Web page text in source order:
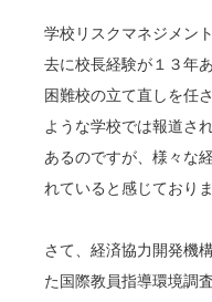
学校リスクマネジメン
去に校長経験が１３年
困難校の立て直しを任
ような学校では報道さ
あるのですが、様々な
れていると感じておりま
さて、経済協力開発機
た国際教員指導環境調